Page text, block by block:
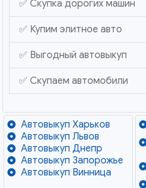
✅ Скупка дорогих машин
✅ Купим элитное авто
✅ Выгодный автовыкуп
✅ Скупаем автомобили
Автовыкуп Харьков
Автовыкуп Львов
Автовыкуп Днепр
Автовыкуп Запорожье
Автовыкуп Винница